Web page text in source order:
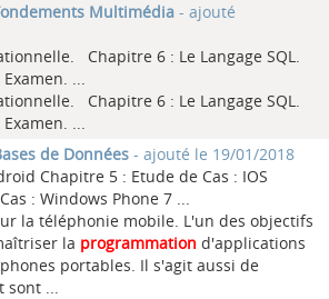
Multimédia - ajouté
Chapitre 6 : Le Langage SQL.
...
Chapitre 6 : Le Langage SQL.
...
de Données - ajouté le 19/01/2018
Chapitre 5 : Etude de Cas : IOS
: Windows Phone 7 ...
la téléphonie mobile. L'un des objectifs
la programmation d'applications
portables. Il s'agit aussi de
sont ...